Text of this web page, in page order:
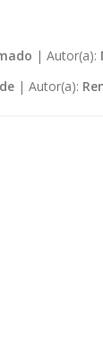
| Autor(a):
| Autor(a):